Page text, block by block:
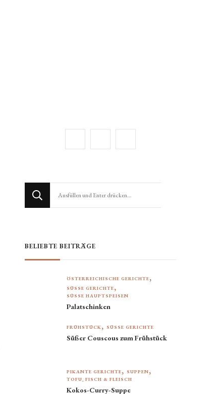
BELIEBTE BEITRÄGE
ÖSTERREICHISCHE GERICHTE
SÜSSE GERICHTE
SÜSSE HAUPTSPEISEN
Palatschinken
FRÜHSTÜCK SÜSSE GERICHTE
Süßer Couscous zum Frühstück
PIKANTE GERICHTE
SUPPEN
TOFU, FISCH & FLEISCH
Kokos-Curry-Suppe